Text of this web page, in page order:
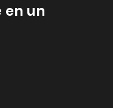
en un